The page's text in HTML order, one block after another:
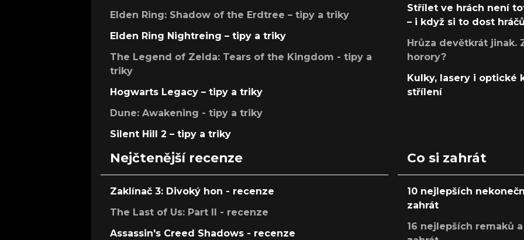
Elden Ring: Shadow of the Erdtree – tipy a triky
Elden Ring Nightreing – tipy a triky
The Legend of Zelda: Tears of the Kingdom - tipy a
triky
Hogwarts Legacy – tipy a triky
Dune: Awakening - tipy a triky
Silent Hill 2 – tipy a triky
Střílet ve hrách není
– i když si to dost
Hrůza devětkrát jinak.
horory?
Kulky, lasery i optické
střílení
Nejčtenější recenze
Zaklínač 3: Divoký hon - recenze
The Last of Us: Part II - recenze
Assassin's Creed Shadows - recenze
Co si zahrát
10 nejlepších
zahrát
16 nejlepších remaků